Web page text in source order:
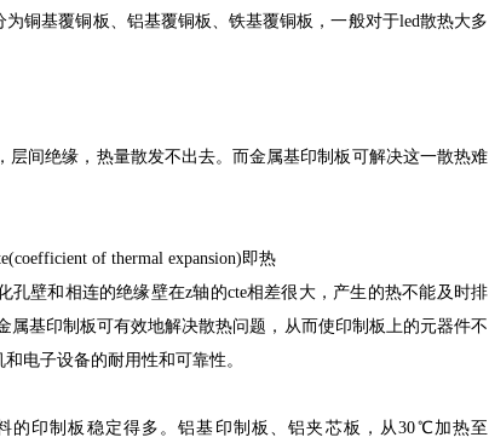
铜基覆铜板、铝基覆铜板、铁基覆铜板，一般对于led散热大多
层间绝缘，热量散发不出去。而金属基印制板可解决这一散热难
of thermal expansion)即热
孔壁和相连的绝缘壁在z轴的cte相差很大，产生的热不能及时排
属基印制板可有效地解决散热问题，从而使印制板上的元器件不
电子设备的耐用性和可靠性。
的印制板稳定得多。铝基印制板、铝夹芯板，从30℃加热至